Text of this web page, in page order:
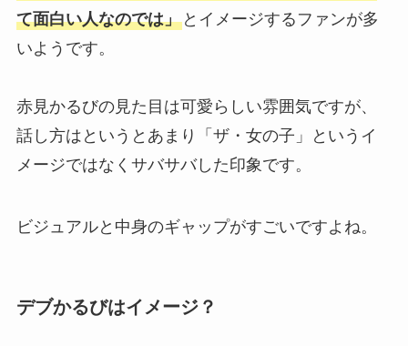
て面白い人なのでは」とイメージするファンが多
いようです。
赤見かるびの見た目は可愛らしい雰囲気ですが、
話し方はというとあまり「ザ・女の子」というイ
メージではなくサバサバした印象です。
ビジュアルと中身のギャップがすごいですよね。
デブかるびはイメージ？